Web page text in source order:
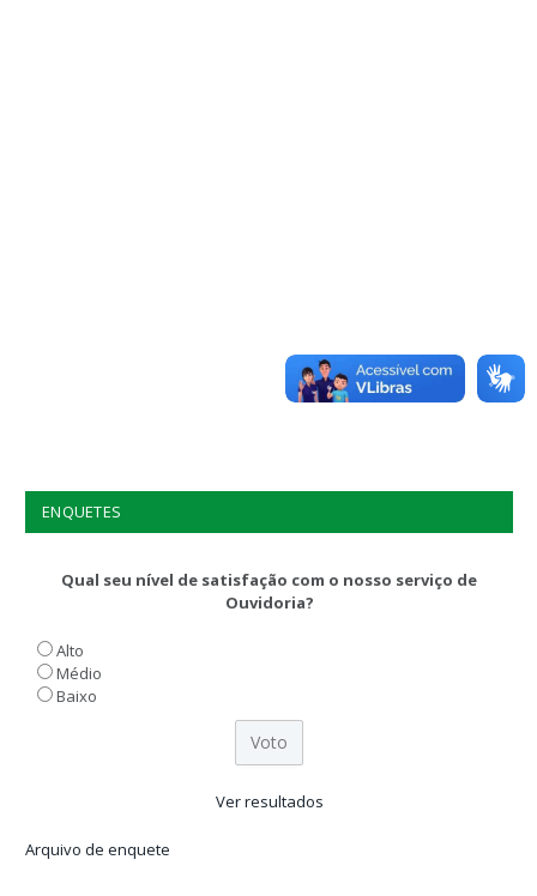
ENQUETES
Qual seu nível de satisfação com o nosso serviço de
Ouvidoria?
Alto
Médio
Baixo
Ver resultados
Arquivo de enquete